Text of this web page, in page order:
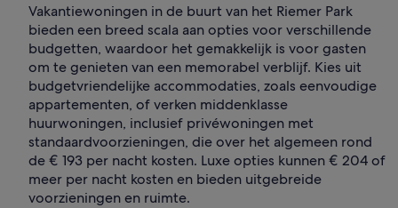
Vakantiewoningen in de buurt van het Riemer Park
bieden een breed scala aan opties voor verschillende
budgetten, waardoor het gemakkelijk is voor gasten
om te genieten van een memorabel verblijf. Kies uit
budgetvriendelijke accommodaties, zoals eenvoudige
appartementen, of verken middenklasse
huurwoningen, inclusief privéwoningen met
standaardvoorzieningen, die over het algemeen rond
de € 193 per nacht kosten. Luxe opties kunnen € 204 of
meer per nacht kosten en bieden uitgebreide
voorzieningen en ruimte.